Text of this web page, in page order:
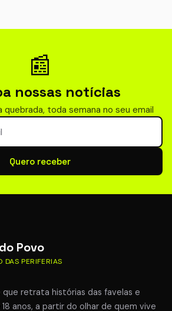
📰
nossas notícias
toda semana no seu email
Quero receber
Povo
DAS PERIFERIAS
retrata histórias das favelas e
anos, a partir do olhar de quem vive